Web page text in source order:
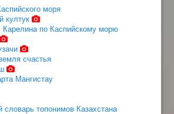
моря
култук
Карелина по Каспийскому морю
счастья
Мангистау
словарь топонимов Казахстана